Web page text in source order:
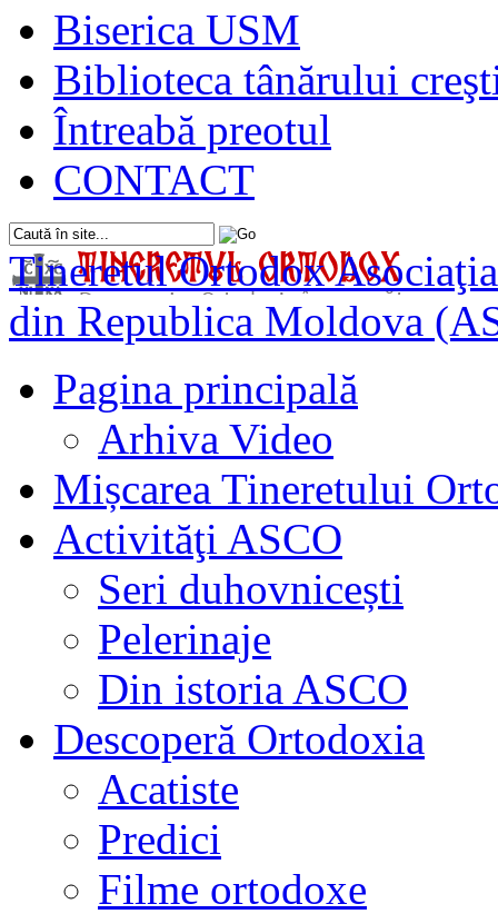
Biserica USM
Biblioteca tânărului
Întreabă preotul
CONTACT
Tineretul Ortodox
din Republica Moldova
Pagina principală
Arhiva Video
Mișcarea Tineretului
Activităţi ASCO
Seri duhovnicești
Pelerinaje
Din istoria ASCO
Descoperă Ortodoxia
Acatiste
Predici
Filme ortodoxe